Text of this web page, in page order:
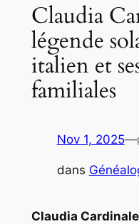
Claudia
légende
italien et
familiales
Nov 1, 2025—
dans
Claudia Cardinale